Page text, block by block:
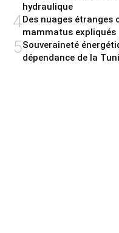
hydraulique
4Des nuages étranges
mammatus
5Souveraineté
dépendance de la